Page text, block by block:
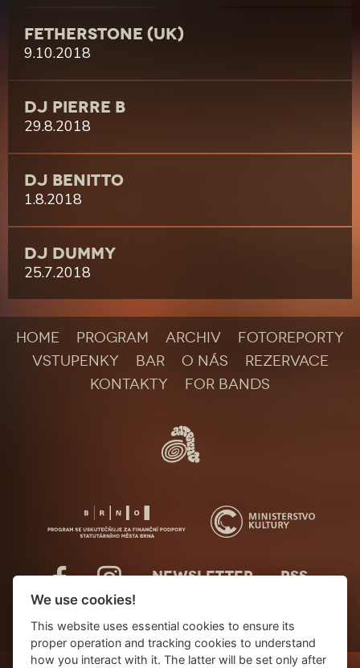
FETHERSTONE (UK)
9.10.2018
DJ PIERRE B
29.8.2018
DJ BENITTO
1.8.2018
DJ DUMMY
25.7.2018
HOME PROGRAM ARCHIV
FOTOREPORTY
VSTUPENKY
BAR O NÁS
REZERVACE
KONTAKTY
FOR BANDS
NEWSLETTER RSS
We use cookies!
This website uses essential cookies to ensure its
proper operation and tracking cookies to understand
how you interact with it. The latter will be set only after